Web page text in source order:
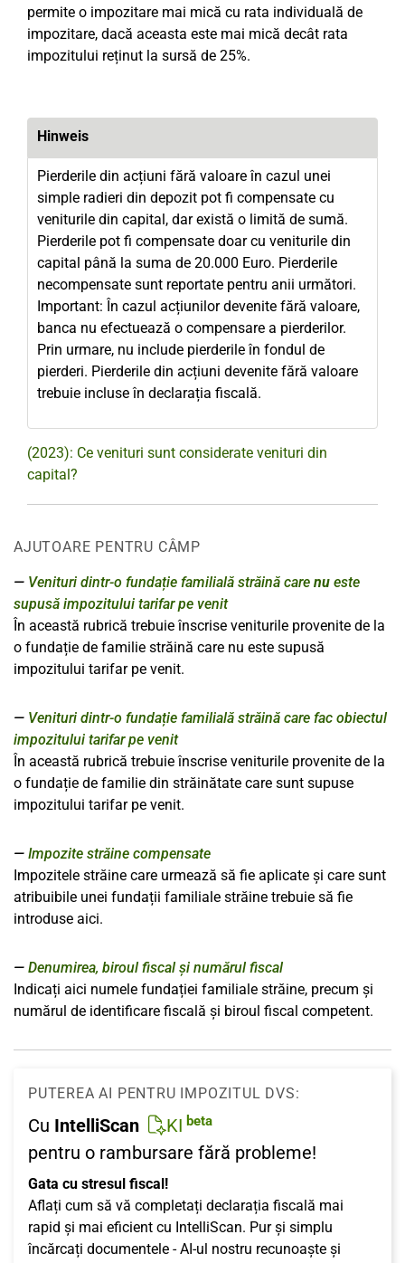
permite o impozitare mai mică cu rata individuală de
impozitare, dacă aceasta este mai mică decât rata
impozitului reținut la sursă de 25%.
Hinweis
Pierderile din acțiuni fără valoare în cazul unei
simple radieri din depozit pot fi compensate cu
veniturile din capital, dar există o limită de sumă.
Pierderile pot fi compensate doar cu veniturile din
capital până la suma de 20.000 Euro. Pierderile
necompensate sunt reportate pentru anii următori.
Important: În cazul acțiunilor devenite fără valoare,
banca nu efectuează o compensare a pierderilor.
Prin urmare, nu include pierderile în fondul de
pierderi. Pierderile din acțiuni devenite fără valoare
trebuie incluse în declarația fiscală.
(2023): Ce venituri sunt considerate venituri din
capital?
AJUTOARE PENTRU CÂMP
Venituri dintr-o fundație familială străină care nu este
supusă impozitului tarifar pe venit
În această rubrică trebuie înscrise veniturile provenite de la
o fundație de familie străină care nu este supusă
impozitului tarifar pe venit.
Venituri dintr-o fundație familială străină care fac obiectul
impozitului tarifar pe venit
În această rubrică trebuie înscrise veniturile provenite de la
o fundație de familie din străinătate care sunt supuse
impozitului tarifar pe venit.
Impozite străine compensate
Impozitele străine care urmează să fie aplicate și care sunt
atribuibile unei fundații familiale străine trebuie să fie
introduse aici.
Denumirea, biroul fiscal și numărul fiscal
Indicați aici numele fundației familiale străine, precum și
numărul de identificare fiscală și biroul fiscal competent.
PUTEREA AI PENTRU IMPOZITUL DVS:
Cu IntelliScan KI beta
pentru o rambursare fără probleme!
Gata cu stresul fiscal!
Aflați cum să vă completați declarația fiscală mai
rapid și mai eficient cu IntelliScan. Pur și simplu
încărcați documentele - AI-ul nostru recunoaște și